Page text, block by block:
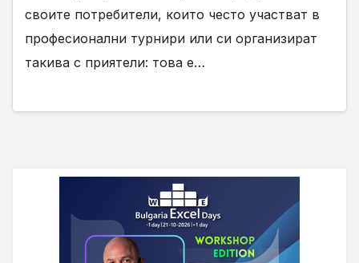
своите потребители, които често участват в
професионални турнири или си организират
такива с приятели: това е…